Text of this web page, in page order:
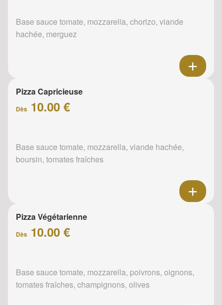
Base sauce tomate, mozzarella, chorizo, viande
hachée, merguez
Pizza Capricieuse
Dès 10.00 €
Base sauce tomate, mozzarella, viande hachée,
boursin, tomates fraîches
Pizza Végétarienne
Dès 10.00 €
Base sauce tomate, mozzarella, poivrons, oignons,
tomates fraîches, champignons, olives